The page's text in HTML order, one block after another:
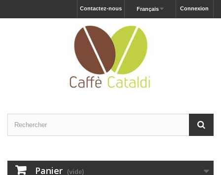
Connexion
Français
Contactez-nous
Panier (vide)